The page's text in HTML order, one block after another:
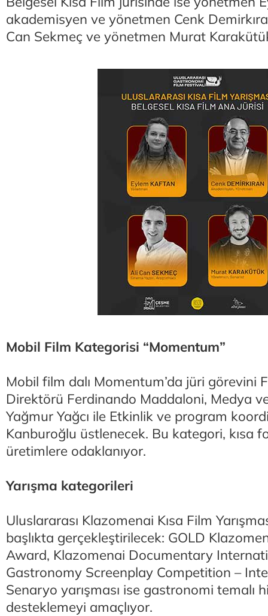
akademisyen ve yönetmen Cenk
Can Sekmeç ve yönetmen Murat
Mobil Film Kategorisi “Momentum”
Mobil film dalı Momentum’da jüri görevini
Direktörü Ferdinando Maddaloni, Medya
Yağmur Yağcı ile Etkinlik ve program
Kanburoğlu üstlenecek. Bu kategori, kısa
üretimlere odaklanıyor.
Yarışma kategorileri
Uluslararası Klazomenai Kısa Film
başlıkta gerçekleştirilecek: GOLD
Award, Klazomenai Documentary
Gastronomy Screenplay Competition –
Senaryo yarışması ise gastronomi temalı
desteklemeyi amaçlıyor.